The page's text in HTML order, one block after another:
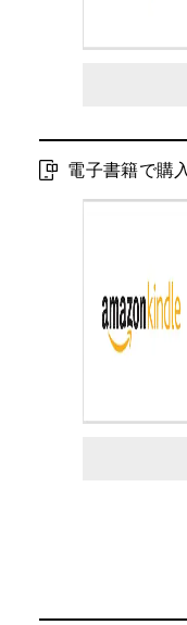
電子書籍で購